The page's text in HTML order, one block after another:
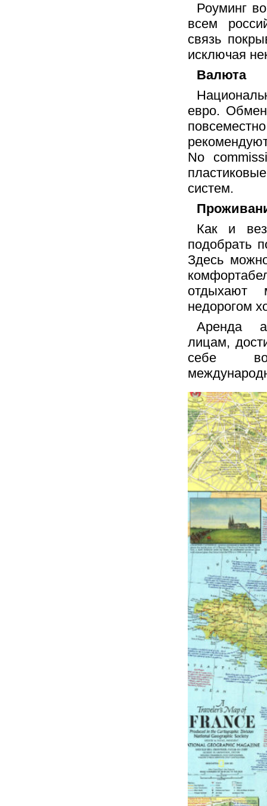
Роуминг
всем
связь
исключая
Валюта
евро.
No
систем.
Как и
подобрать
Здесь
недорогом
Аренда
лицам,
себе